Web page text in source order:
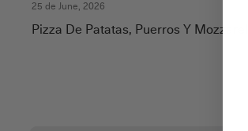
25 de June, 2026
Pizza De Patatas, Puerros Y